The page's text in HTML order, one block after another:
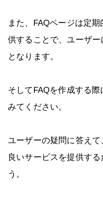
また、FAQページは定
供することで、ユーザ
となります。
そしてFAQを作成する
みてください。
ユーザーの疑問に答え
良いサービスを提供す
う。